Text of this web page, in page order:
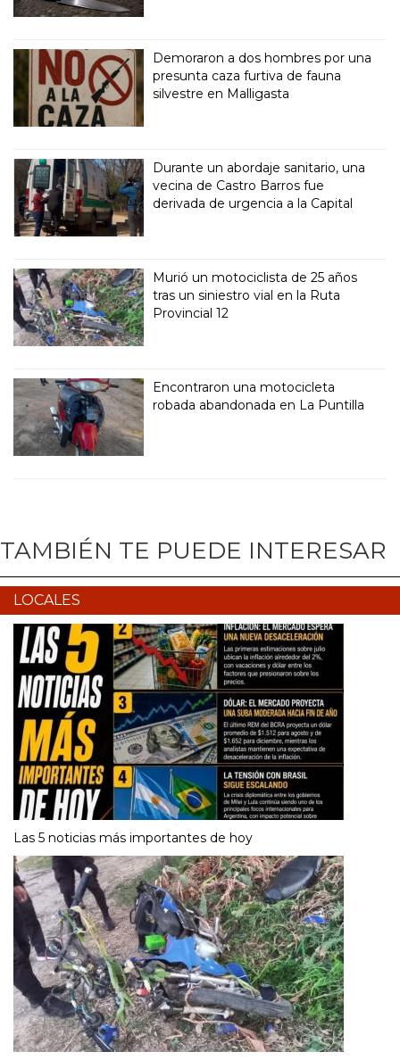
Demoraron a dos hombres por una
presunta caza furtiva de fauna
silvestre en Malligasta
Durante un abordaje sanitario, una
vecina de Castro Barros fue
derivada de urgencia a la Capital
Murió un motociclista de 25 años
tras un siniestro vial en la Ruta
Provincial 12
Encontraron una motocicleta
robada abandonada en La Puntilla
TAMBIÉN TE PUEDE INTERESAR
LOCALES
Las 5 noticias más importantes de hoy